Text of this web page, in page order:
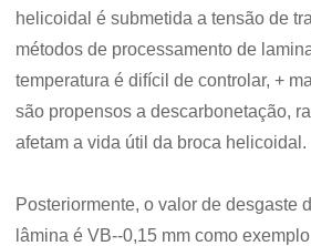
helicoidal é submetida a tensão de
métodos de processamento de
temperatura é difícil de controlar, +
são propensos a descarbonetação,
afetam a vida útil da broca helicoidal.
Posteriormente, o valor de desgaste
lâmina é VB--0,15 mm como